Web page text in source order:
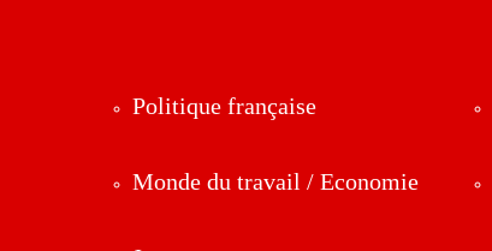
Politique française
Monde du travail / Economie